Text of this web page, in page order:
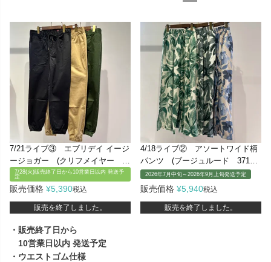
7/21ライブ③ エブリデイ イージ
ージョガー (クリフメイヤー 22
45802)
7/28(火)販売終了日から10営業日以内 発送予
定
販売価格 ¥5,390税込
販売を終了しました。
・販売終了日から
10営業日以内 発送予定
・ウエストゴム仕様
4/18ライブ② アソートワイド柄
パンツ (ブージュルード 37162
03)2026年7月中旬～2026年9月上旬発送予定
販売価格 ¥5,940税込
販売を終了しました。